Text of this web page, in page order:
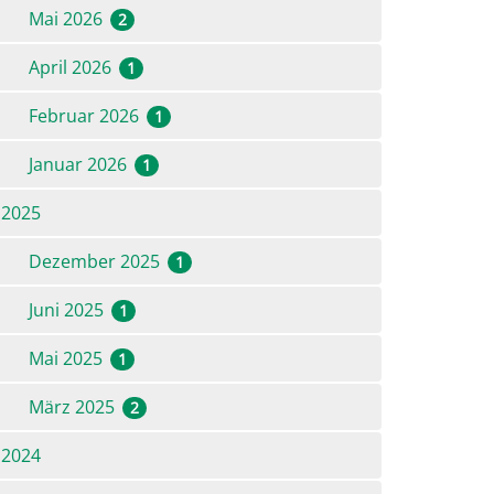
2020
Mai 2026 2
April 2026 1
Februar 2026 1
Januar 2026 1
2025
Dezember 2025
1
Juni 2025 1
Mai 2025 1
März 2025 2
2024